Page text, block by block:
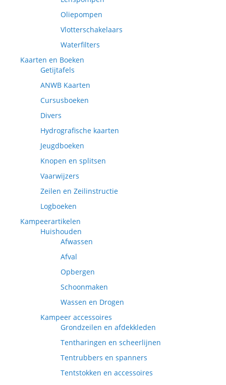
Oliepompen
Vlotterschakelaars
Waterfilters
Kaarten en Boeken
Getijtafels
ANWB Kaarten
Cursusboeken
Divers
Hydrografische kaarten
Jeugdboeken
Knopen en splitsen
Vaarwijzers
Zeilen en Zeilinstructie
Logboeken
Kampeerartikelen
Huishouden
Afwassen
Afval
Opbergen
Schoonmaken
Wassen en Drogen
Kampeer accessoires
Grondzeilen en afdekkleden
Tentharingen en scheerlijnen
Tentrubbers en spanners
Tentstokken en accessoires